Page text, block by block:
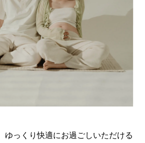
ゆっくり快適にお過ごしいただける